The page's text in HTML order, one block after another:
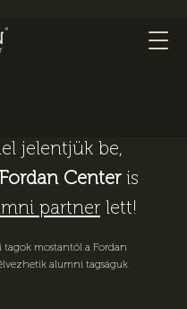
jelentjük be,
Fordan Centeris
partner lett!
tagok mostantól a Fordan
alumni tagságuk